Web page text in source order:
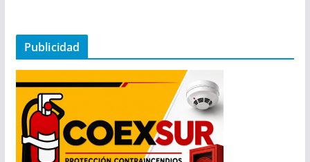
Publicidad